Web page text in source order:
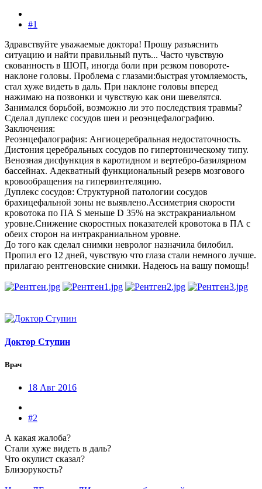
#1
Здравствуйте уважаемые доктора! Прошу разъяснить
ситуацию и найти правильный путь... Часто чувствую
скованность в ШОП, иногда боли при резком повороте-
наклоне головы. Проблема с глазами:быстрая утомляемость,
стал хуже видеть в даль. При наклоне головы вперед
нажимаю на позвонки и чувствую как они шевелятся.
Занимался борьбой, возможно ли это последствия травмы?
Сделал дуплекс сосудов шеи и реоэнцефалографию.
Заключения:
Реоэнцефалография: Ангиоцеребральная недостаточность.
Дистония церебральных сосудов по гипертоническому типу.
Венозная дисфункция в каротидном и вертебро-базилярном
бассейнах. Адекватный функциональный резерв мозгового
кровообращения на гипервинтеляцию.
Дуплекс сосудов: Структурной патологии сосудов
брахицефальной зоны не выявлено.Ассиметрия скорости
кровотока по ПА S меньше D 35% на экстракраниальном
уровне.Снижение скоростных показателей кровотока в ПА с
обеих сторон на интракраниальном уровне.
До того как сделал снимки невролог назначила билобил.
Пропил его 12 дней, чувствую что глаза стали немного лучше.
прилагаю рентгеновские снимки. Надеюсь на вашу помощь!
Доктор Ступин
Врач
18 Авг 2016
#2
А какая жалоба?
Стали хуже видеть в даль?
Что окулист сказал?
Близорукость?